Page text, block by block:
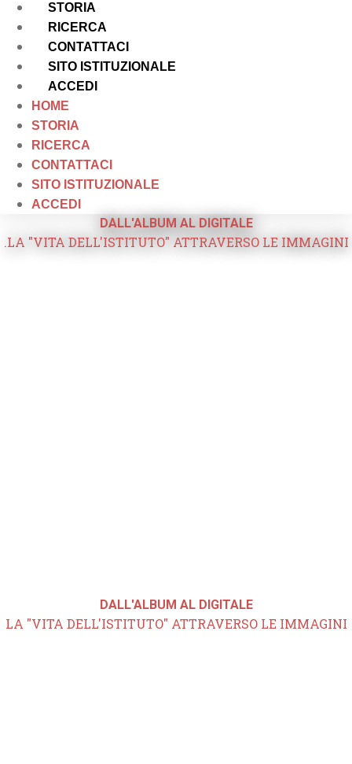
STORIA
RICERCA
CONTATTACI
SITO ISTITUZIONALE
ACCEDI
HOME
STORIA
RICERCA
CONTATTACI
SITO ISTITUZIONALE
ACCEDI
DALL'ALBUM AL DIGITALE
.LA "VITA DELL'ISTITUTO" ATTRAVERSO LE IMMAGINI
DALL'ALBUM AL DIGITALE
LA "VITA DELL'ISTITUTO" ATTRAVERSO LE IMMAGINI